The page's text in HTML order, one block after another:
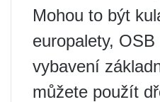
Mohou to být
europalety, OSB
vybavení
můžete použít